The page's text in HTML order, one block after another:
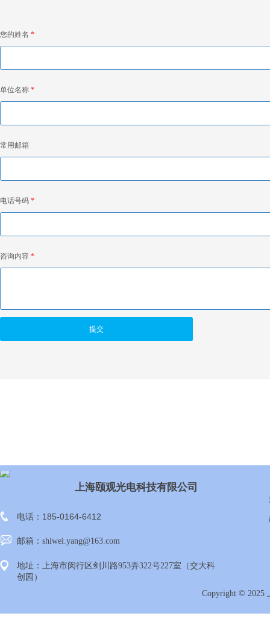
您的姓名 *
单位名称 *
常用邮箱
电话号码 *
咨询内容 *
提交
Copyright © 2025
电话：185-0164-6412
邮箱：shiwei.yang@163.com
地址：上海市闵行区剑川路953弄322号227室（交大科
创园）
上海颐观光电科技有限公司